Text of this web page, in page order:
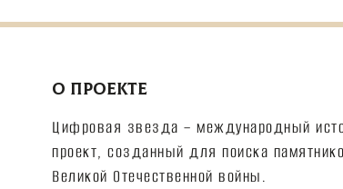
О ПРОЕКТЕ
Цифровая звезда – международный
проект, созданный для поиска
Великой Отечественной войны.